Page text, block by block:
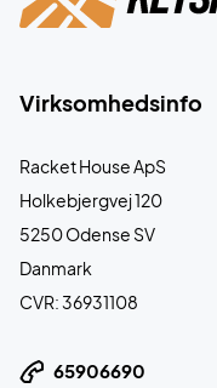
Virksomhedsinfo
Racket House ApS
Holkebjergvej 120
5250 Odense SV
Danmark
CVR: 36931108
65906690